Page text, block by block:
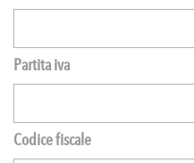
Partita iva
Codice fiscale